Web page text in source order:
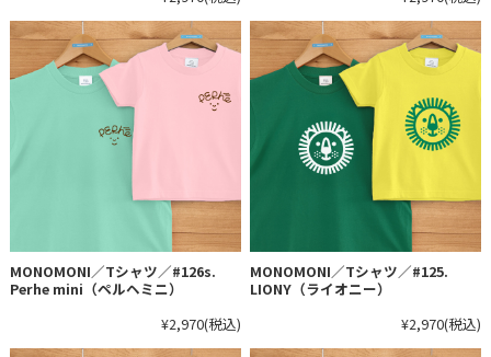
MONOMONI／Tシャツ／#126s.
Perhe mini（ペルヘミニ）
¥2,970(税込)
MONOMONI／Tシャツ／#125.
LIONY（ライオニー）
¥2,970(税込)